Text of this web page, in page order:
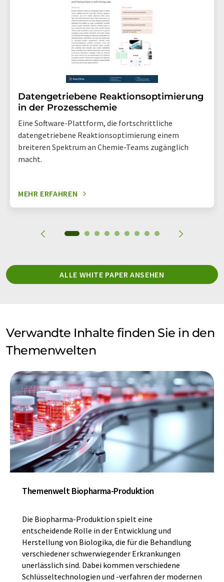
Datengetriebene Reaktionsoptimierung
in der Prozesschemie
Eine Software-Plattform, die fortschrittliche
datengetriebene Reaktionsoptimierung einem
breiteren Spektrum an Chemie-Teams zugänglich
macht.
MEHR ERFAHREN
ALLE WHITE PAPER ANSEHEN
Verwandte Inhalte finden Sie in den
Themenwelten
Themenwelt Biopharma-Produktion
Die Biopharma-Produktion spielt eine
entscheidende Rolle in der Entwicklung und
Herstellung von Biologika, die für die Behandlung
verschiedener schwerwiegender Erkrankungen
unerlässlich sind. Dabei kommen verschiedene
Schlüsseltechnologien und -verfahren der modernen